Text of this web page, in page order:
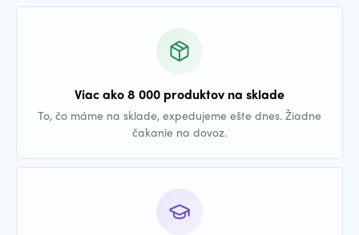
Viac ako 8 000 produktov na sklade
To, čo máme na sklade, expedujeme ešte dnes. Žiadne
čakanie na dovoz.